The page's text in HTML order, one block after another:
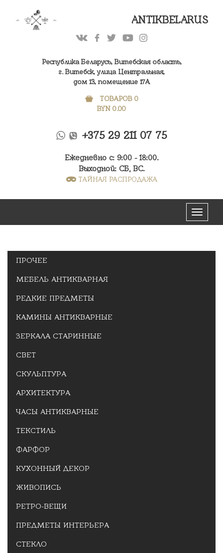
Республика Беларусь, Витебская область,
г. Витебск, улица Центральная,
дом 13, помещение 17А
ANTIKBELARUS
ТОВАРОВ 0
BYN 0.00
+375 29 211 07 75
Ежедневно с: 9:00 - 18:00.
Выходной: СБ, ВС.
ТАЙНАЯ РАСПРОДАЖА
Меню
ПРОЧЕЕ
МЕБЕЛЬ АНТИКВАРНАЯ
РЕДКИЕ ПРЕДМЕТЫ
КАМИНЫ АНТИКВАРНЫЕ
ЗЕРКАЛА СТАРИННЫЕ
СВЕТ
СКУЛЬПТУРА
АРХИТЕКТУРА
ЧАСЫ АНТИКВАРНЫЕ
ТЕКСТИЛЬ
ФАРФОР
КУХОННЫЙ ДЕКОР
ЖИВОПИСЬ
РЕТРО-ВЕЩИ
ПРЕДМЕТЫ ИНТЕРЬЕРА
СТЕКЛО